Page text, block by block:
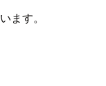
ます。